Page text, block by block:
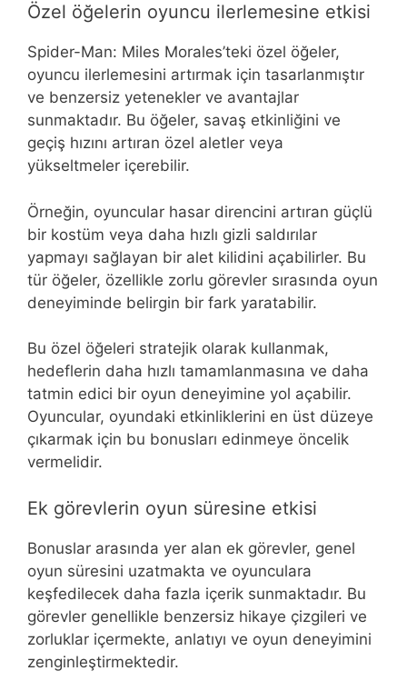
Özel öğelerin oyuncu ilerlemesine etkisi
Spider-Man: Miles Morales’teki özel öğeler,
oyuncu ilerlemesini artırmak için tasarlanmıştır
ve benzersiz yetenekler ve avantajlar
sunmaktadır. Bu öğeler, savaş etkinliğini ve
geçiş hızını artıran özel aletler veya
yükseltmeler içerebilir.
Örneğin, oyuncular hasar direncini artıran güçlü
bir kostüm veya daha hızlı gizli saldırılar
yapmayı sağlayan bir alet kilidini açabilirler. Bu
tür öğeler, özellikle zorlu görevler sırasında oyun
deneyiminde belirgin bir fark yaratabilir.
Bu özel öğeleri stratejik olarak kullanmak,
hedeflerin daha hızlı tamamlanmasına ve daha
tatmin edici bir oyun deneyimine yol açabilir.
Oyuncular, oyundaki etkinliklerini en üst düzeye
çıkarmak için bu bonusları edinmeye öncelik
vermelidir.
Ek görevlerin oyun süresine etkisi
Bonuslar arasında yer alan ek görevler, genel
oyun süresini uzatmakta ve oyunculara
keşfedilecek daha fazla içerik sunmaktadır. Bu
görevler genellikle benzersiz hikaye çizgileri ve
zorluklar içermekte, anlatıyı ve oyun deneyimini
zenginleştirmektedir.